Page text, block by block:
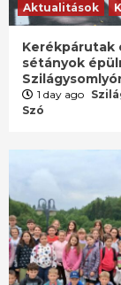
Aktualitások
Kerékpárutak
sétányok
1 day ago
Szó